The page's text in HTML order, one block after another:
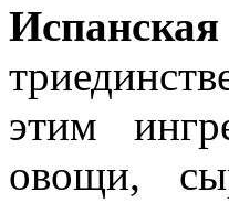
этим
овощи,